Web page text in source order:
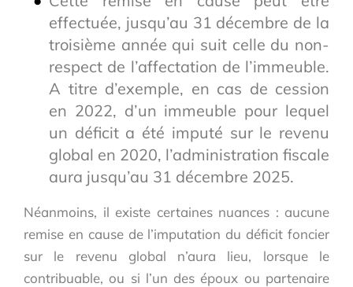
effectuée, jusqu’au 31 décembre de la
troisième année qui suit celle du non-
respect de l’affectation de l’immeuble.
A titre d’exemple, en cas de cession
en 2022, d’un immeuble pour lequel
un déficit a été imputé sur le revenu
global en 2020, l’administration fiscale
aura jusqu’au 31 décembre 2025.
Néanmoins, il existe certaines nuances : aucune
remise en cause de l’imputation du déficit foncier
sur le revenu global n’aura lieu, lorsque le
contribuable, ou si l’un des époux ou partenaire